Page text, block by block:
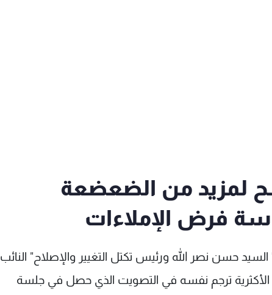
لمزيد من الضعضعة
فرض الإملاءات
السيد حسن نصر الله ورئيس تكتل التغيير والإصلاح" النائب
ترجم نفسه في التصويت الذي حصل في جلسة